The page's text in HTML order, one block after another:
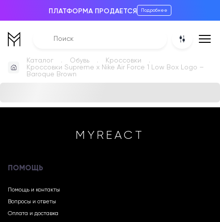
ПЛАТФОРМА ПРОДАЕТСЯ Подробнее
Каталог Обувь
Кроссовки
Кроссовки Supreme x Nike Air Force 1 Low Box Logo –
Baroque Brown
MYREACT
ПОМОЩЬ
Помощь и контакты
Вопросы и ответы
Оплата и доставка